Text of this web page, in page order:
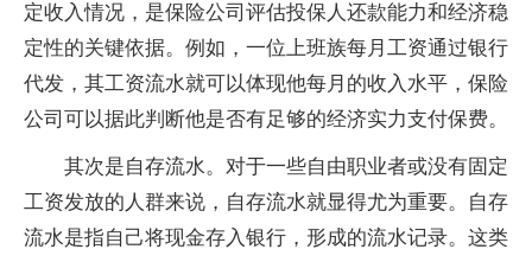
定收入情况，是保险公司评估投保人还款能力和经济稳
定性的关键依据。例如，一位上班族每月工资通过银行
代发，其工资流水就可以体现他每月的收入水平，保险
公司可以据此判断他是否有足够的经济实力支付保费。
其次是自存流水。对于一些自由职业者或没有固定
工资发放的人群来说，自存流水就显得尤为重要。自存
流水是指自己将现金存入银行，形成的流水记录。这类